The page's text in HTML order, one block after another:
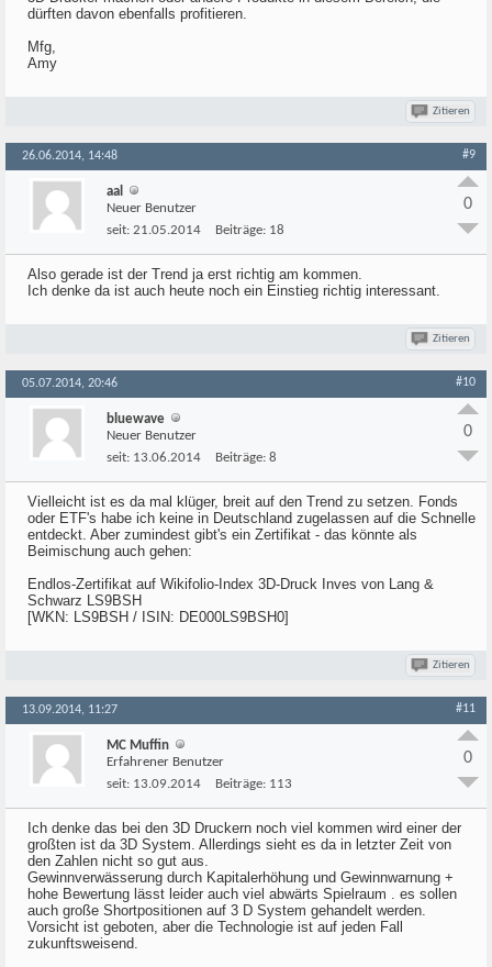
dürften davon ebenfalls profitieren.
Mfg,
Amy
Zitieren
26.06.2014, 14:48 #9
aal
Neuer Benutzer
seit: 21.05.2014 Beiträge: 18
0
Also gerade ist der Trend ja erst richtig am kommen.
Ich denke da ist auch heute noch ein Einstieg richtig interessant.
Zitieren
05.07.2014, 20:46 #10
bluewave
Neuer Benutzer
seit: 13.06.2014 Beiträge: 8
0
Vielleicht ist es da mal klüger, breit auf den Trend zu setzen. Fonds
oder ETF's habe ich keine in Deutschland zugelassen auf die Schnelle
entdeckt. Aber zumindest gibt's ein Zertifikat - das könnte als
Beimischung auch gehen:
Endlos-Zertifikat auf Wikifolio-Index 3D-Druck Inves von Lang &
Schwarz LS9BSH
[WKN: LS9BSH / ISIN: DE000LS9BSH0]
Zitieren
13.09.2014, 11:27 #11
MC Muffin
Erfahrener Benutzer
seit: 13.09.2014 Beiträge: 113
0
Ich denke das bei den 3D Druckern noch viel kommen wird einer der
großten ist da 3D System. Allerdings sieht es da in letzter Zeit von
den Zahlen nicht so gut aus.
Gewinnverwässerung durch Kapitalerhöhung und Gewinnwarnung +
hohe Bewertung lässt leider auch viel abwärts Spielraum . es sollen
auch große Shortpositionen auf 3 D System gehandelt werden.
Vorsicht ist geboten, aber die Technologie ist auf jeden Fall
zukunftsweisend.